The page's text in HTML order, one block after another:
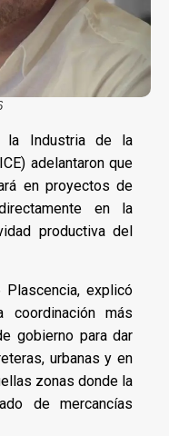
la Industria de la
adelantaron que
en proyectos de
en la
productiva del
explicó
coordinación más
gobierno para dar
urbanas y en
zonas donde la
de mercancías